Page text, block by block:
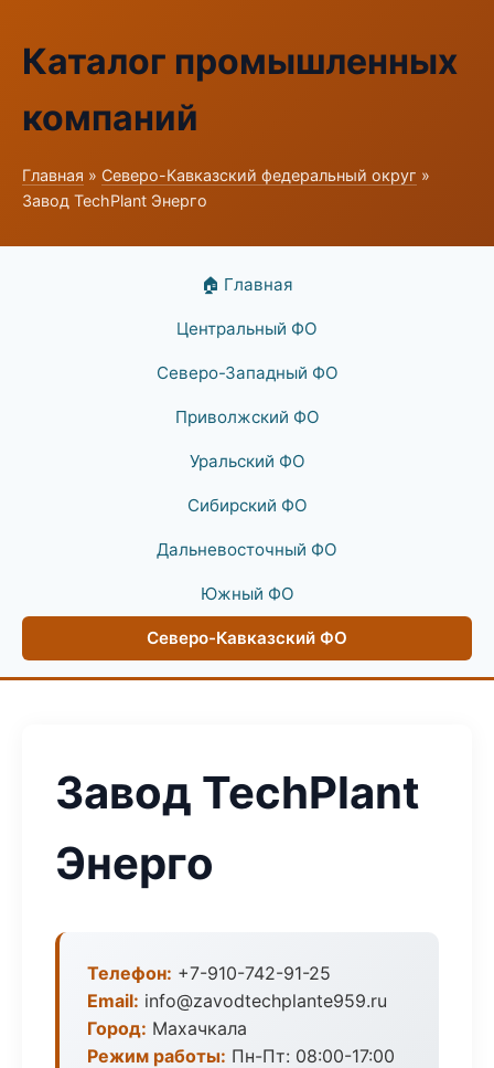
Каталог промышленных
компаний
Главная » Северо-Кавказский федеральный округ »
Завод TechPlant Энерго
🏠 Главная
Центральный ФО
Северо-Западный ФО
Приволжский ФО
Уральский ФО
Сибирский ФО
Дальневосточный ФО
Южный ФО
Северо-Кавказский ФО
Завод TechPlant
Энерго
Телефон: +7-910-742-91-25
Email: info@zavodtechplante959.ru
Город: Махачкала
Режим работы: Пн-Пт: 08:00-17:00